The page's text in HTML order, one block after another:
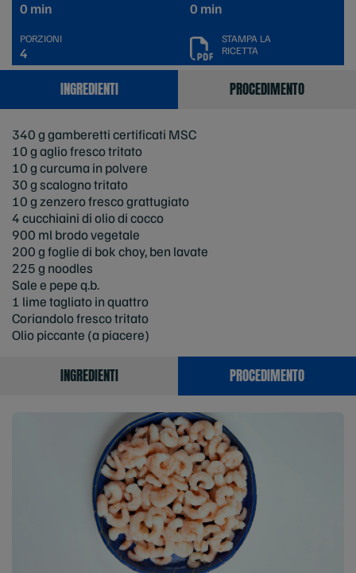
0 min 0 min
PORZIONI
4
STAMPA LA
RICETTA
INGREDIENTI PROCEDIMENTO
340 g gamberetti certificati MSC
10 g aglio fresco tritato
10 g curcuma in polvere
30 g scalogno tritato
10 g zenzero fresco grattugiato
4 cucchiaini di olio di cocco
900 ml brodo vegetale
200 g foglie di bok choy, ben lavate
225 g noodles
Sale e pepe q.b.
1 lime tagliato in quattro
Coriandolo fresco tritato
Olio piccante (a piacere)
INGREDIENTI PROCEDIMENTO